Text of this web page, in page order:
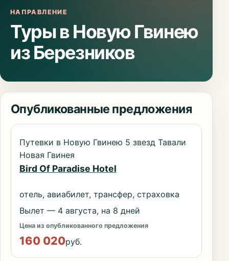
НАПРАВЛЕНИЕ
Туры в Новую Гвинею
из Березников
Опубликованные предложения
Путевки в Новую Гвинею 5 звезд Тавали
Новая Гвинея
Bird Of Paradise Hotel
отель, авиабилет, трансфер, страховка
Вылет — 4 августа, на 8 дней
Цена из опубликованного предложения
160 020руб.